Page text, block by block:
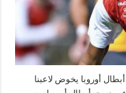
أوروبا يخوض لاعبنا